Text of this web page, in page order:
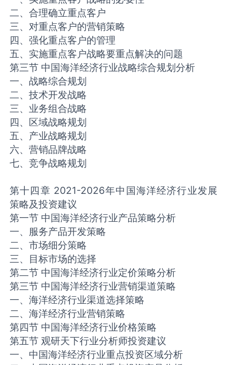
二、合理确立重点客户
三、对重点客户的营销策略
四、强化重点客户的管理
五、实施重点客户战略要重点解决的问题
第三节 中国海洋经济行业战略综合规划分析
一、战略综合规划
二、技术开发战略
三、业务组合战略
四、区域战略规划
五、产业战略规划
六、营销品牌战略
七、竞争战略规划
第十四章 2021-2026年中国海洋经济行业发展
策略及投资建议
第一节 中国海洋经济行业产品策略分析
一、服务产品开发策略
二、市场细分策略
三、目标市场的选择
第二节 中国海洋经济行业定价策略分析
第三节 中国海洋经济行业营销渠道策略
一、海洋经济行业渠道选择策略
二、海洋经济行业营销策略
第四节 中国海洋经济行业价格策略
第五节 观研天下行业分析师投资建议
一、中国海洋经济行业重点投资区域分析